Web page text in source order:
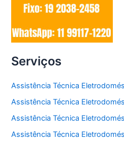
Serviços
Assistência Técnica
Assistência Técnica
Assistência Técnica
Assistência Técnica